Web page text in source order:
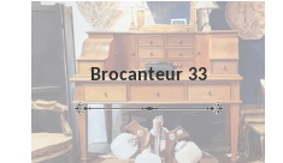
Brocanteur 33